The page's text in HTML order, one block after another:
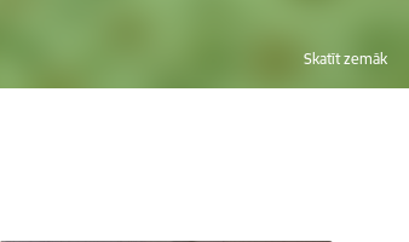
Skatīt zemāk